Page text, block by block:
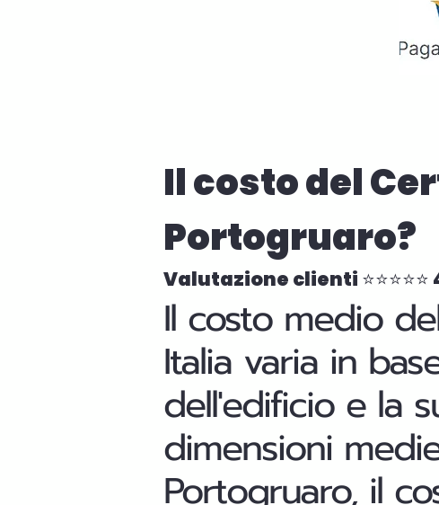
Il costo del
Portogruaro?
Valutazione clienti ⭐⭐⭐⭐⭐
Il costo medio
Italia varia in
dell'edificio e la
dimensioni
Portogruaro, il